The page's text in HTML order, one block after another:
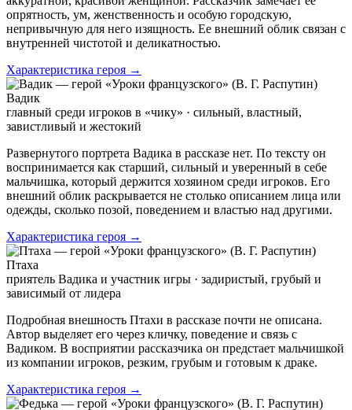
опрятность, ум, женственность и особую городскую,
непривычную для него изящность. Ее внешний облик связан с
внутренней чистотой и деликатностью.
Характеристика героя →
Вадик
главный среди игроков в «чику» · сильный, властный,
завистливый и жестокий
Развернутого портрета Вадика в рассказе нет. По тексту он
воспринимается как старший, сильный и уверенный в себе
мальчишка, который держится хозяином среди игроков. Его
внешний облик раскрывается не столько описанием лица или
одежды, сколько позой, поведением и властью над другими.
Характеристика героя →
Птаха
приятель Вадика и участник игры · задиристый, грубый и
зависимый от лидера
Подробная внешность Птахи в рассказе почти не описана.
Автор выделяет его через кличку, поведение и связь с
Вадиком. В восприятии рассказчика он предстает мальчишкой
из компании игроков, резким, грубым и готовым к драке.
Характеристика героя →